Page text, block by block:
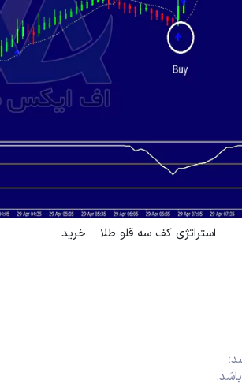
استراتژی کف سه قلو طلا – خرید
باشد.